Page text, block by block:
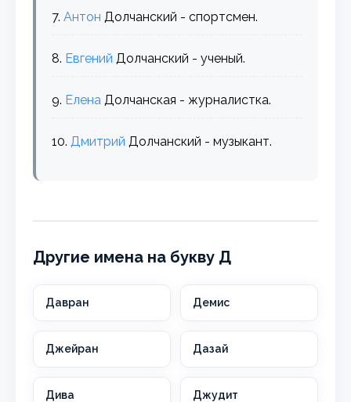
7.Антон Долчанский - спортсмен.
8. Евгений Долчанский - ученый.
9. Елена Долчанская - журналистка.
10.Дмитрий Долчанский - музыкант.
Другие имена на букву Д
Давран Демис
Джейран Дазай
Дива Джудит